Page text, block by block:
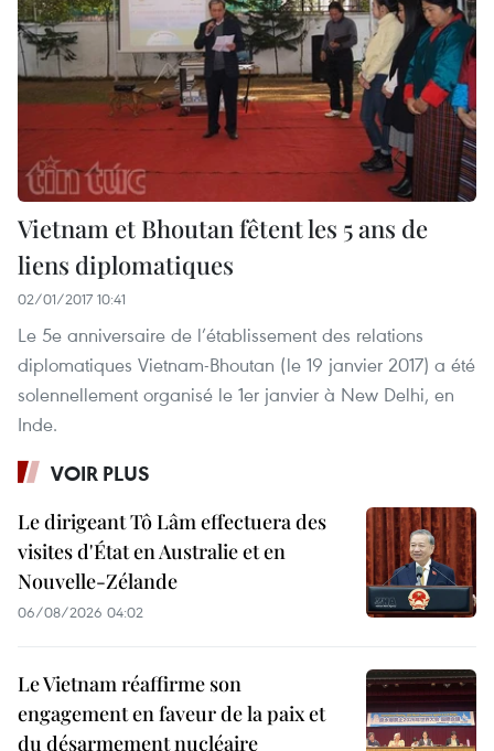
Vietnam et Bhoutan fêtent les 5 ans de
liens diplomatiques
02/01/2017 10:41
Le 5e anniversaire de l’établissement des relations
diplomatiques Vietnam-Bhoutan (le 19 janvier 2017) a été
solennellement organisé le 1er janvier à New Delhi, en
Inde.
VOIR PLUS
Le dirigeant Tô Lâm effectuera des
visites d'État en Australie et en
Nouvelle-Zélande
06/08/2026 04:02
Le Vietnam réaffirme son
engagement en faveur de la paix et
du désarmement nucléaire